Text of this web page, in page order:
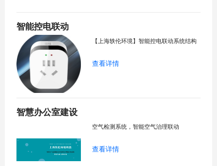
智能控电联动
【上海轶伦环境】智能控电联动系统结构
查看详情
智慧办公室建设
空气检测系统，智能空气治理联动
查看详情